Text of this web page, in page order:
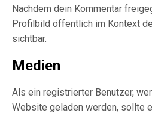
Nachdem dein Kommentar
Profilbild öffentlich im Kontext
sichtbar.
Medien
Als ein registrierter Benutzer,
Website geladen werden, sollte